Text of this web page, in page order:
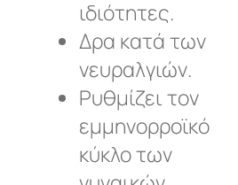
ιδιότητες.
Δρα κατά των
νευραλγιών.
Ρυθμίζει τον
εμμηνορροϊκό
κύκλο των